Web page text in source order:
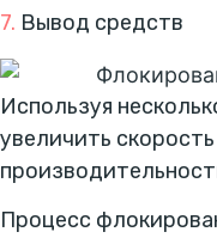
7. Вывод средств
Используя
увеличить
Процесс